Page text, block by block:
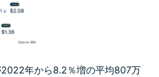
年から8.2％増の平均807万